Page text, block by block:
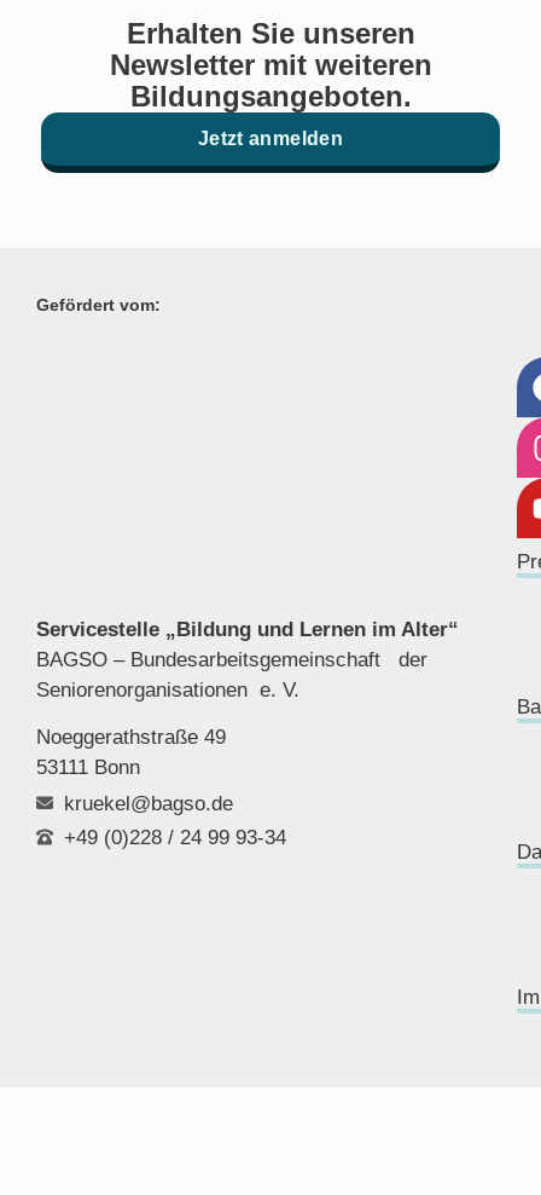
Erhalten Sie unseren
Newsletter mit weiteren
Bildungsangeboten.
Jetzt anmelden
Gefördert vom:
Servicestelle „Bildung und Lernen im Alter“
BAGSO – Bundesarbeitsgemeinschaft der
Seniorenorganisationen e. V.
Noeggerathstraße 49
53111 Bonn
kruekel@bagso.de
+49 (0)228 / 24 99 93-34